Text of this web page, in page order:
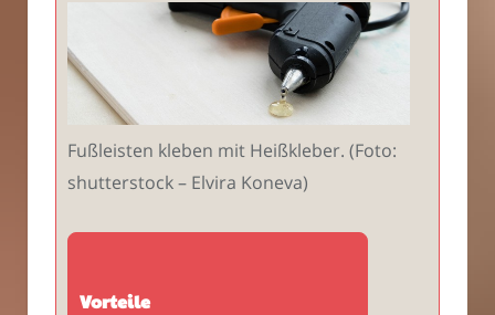
Fußleisten kleben mit Heißkleber. (Foto:
shutterstock – Elvira Koneva)
Vorteile